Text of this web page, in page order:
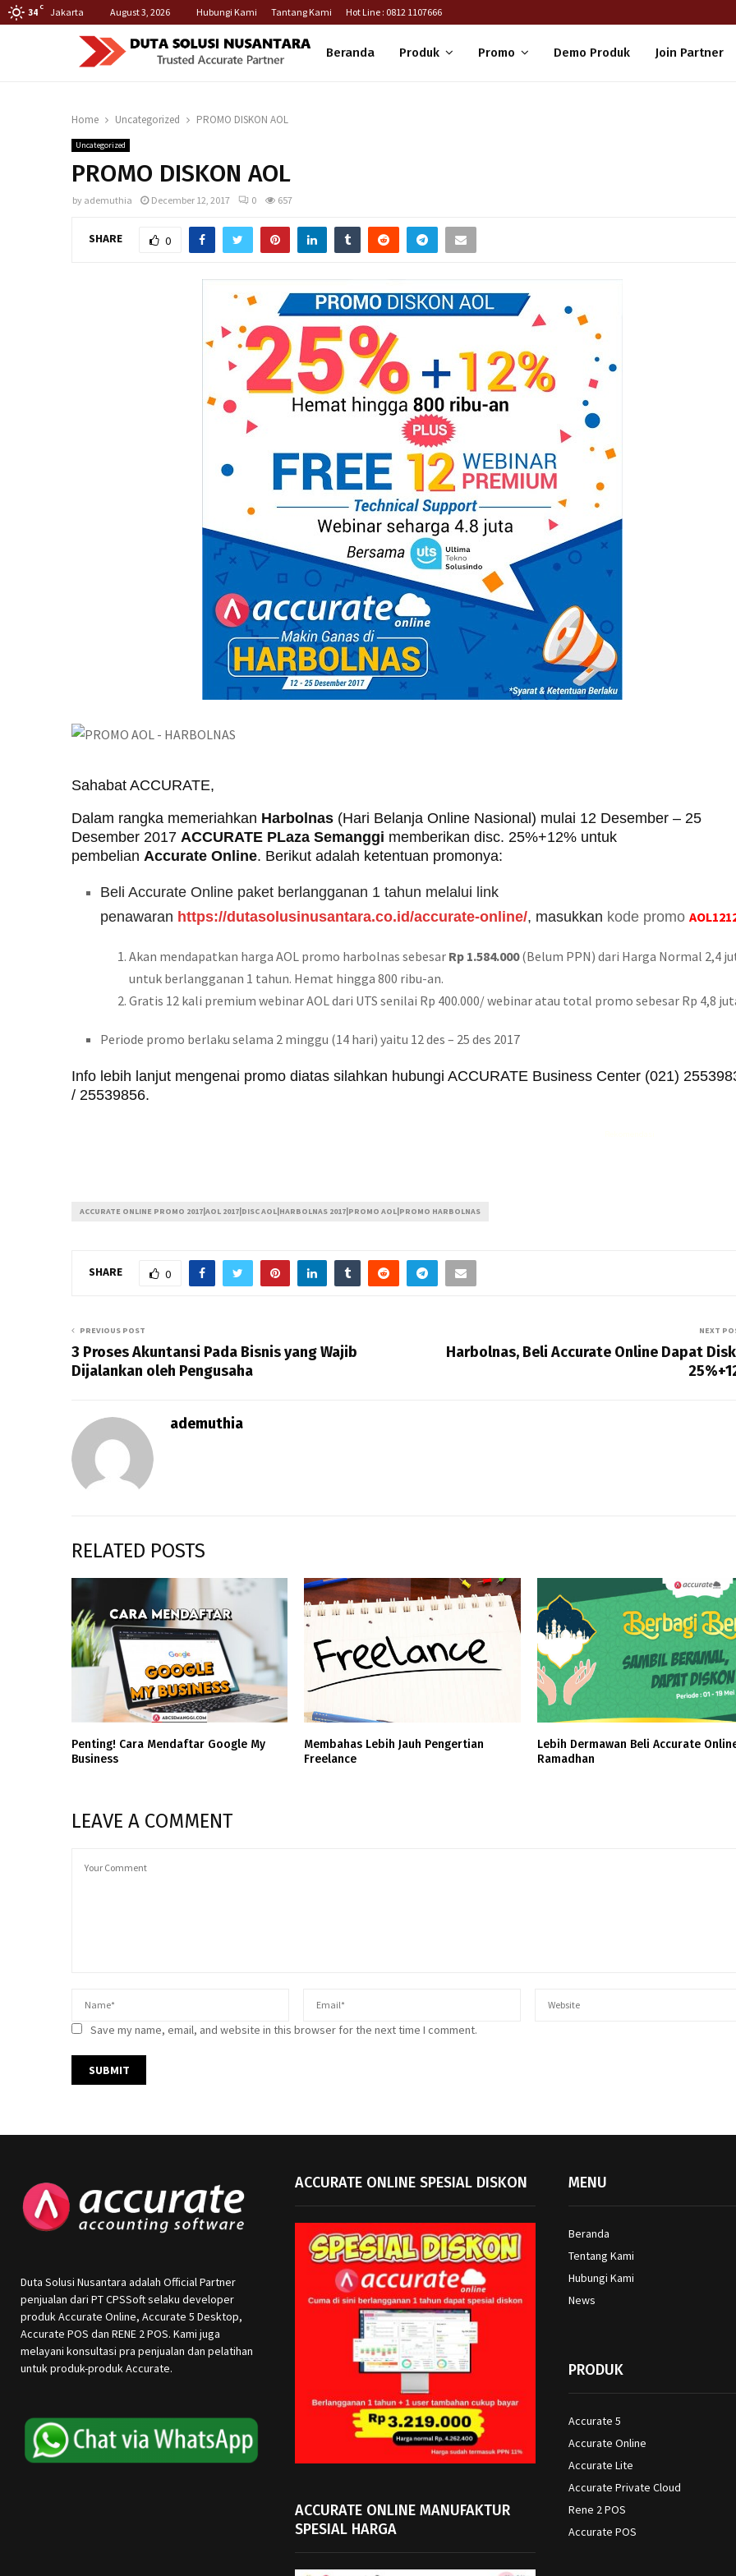
34 C Jakarta August 3, 2026 Hubungi Kami Tantang Kami Hot Line : 0812 1107666
Beranda Produk Promo Demo Produk Join Partner
Home Uncategorized PROMO DISKON AOL
Uncategorized
PROMO DISKON AOL
by ademuthia December 12, 2017 0 657
SHARE 0
Sahabat ACCURATE,
Dalam rangka memeriahkan Harbolnas (Hari Belanja Online Nasional) mulai 12 Desember – 25
Desember 2017 ACCURATE PLaza Semanggi memberikan disc. 25%+12% untuk
pembelian Accurate Online. Berikut adalah ketentuan promonya:
Beli Accurate Online paket berlangganan 1 tahun melalui link
penawaran https://dutasolusinusantara.co.id/accurate-online/, masukkan kode promo
Akan mendapatkan harga AOL promo harbolnas sebesar Rp 1.584.000(Belum PPN) dari Harga Normal 2,4
untuk berlangganan 1 tahun. Hemat hingga 800 ribu-an.
Gratis 12 kali premium webinar AOL dari UTS senilai Rp 400.000/ webinar atau total promo sebesar Rp 4,8
Periode promo berlaku selama 2 minggu (14 hari) yaitu 12 des – 25 des 2017
Info lebih lanjut mengenai promo diatas silahkan hubungi ACCURATE Business Center (021)
/ 25539856.
ACCURATE ONLINE PROMO 2017|AOL 2017|DISC AOL|HARBOLNAS 2017|PROMO AOL|PROMO HARBOLNAS
SHARE 0
PREVIOUS POST
3 Proses Akuntansi Pada Bisnis yang Wajib
Dijalankan oleh Pengusaha
NEXT
Harbolnas, Beli Accurate Online Dapat
ademuthia
RELATED POSTS
Penting! Cara Mendaftar Google My
Business
Membahas Lebih Jauh Pengertian
Freelance
Lebih Dermawan Beli Accurate
Ramadhan
LEAVE A COMMENT
Save my name, email, and website in this browser for the next time I comment.
Duta Solusi Nusantara adalah Official Partner
penjualan dari PT CPSSoft selaku developer
produk Accurate Online, Accurate 5 Desktop,
Accurate POS dan RENE 2 POS. Kami juga
melayani konsultasi pra penjualan dan pelatihan
untuk produk-produk Accurate.
ACCURATE ONLINE SPESIAL DISKON
ACCURATE ONLINE MANUFAKTUR
SPESIAL HARGA
MENU
Beranda
Tentang Kami
Hubungi Kami
News
PRODUK
Accurate 5
Accurate Online
Accurate Lite
Accurate Private Cloud
Rene 2 POS
Accurate POS